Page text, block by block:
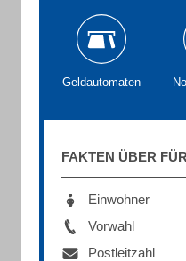
Geldautomaten
FAKTEN ÜBER
Einwohner
Vorwahl
Postleitzahl